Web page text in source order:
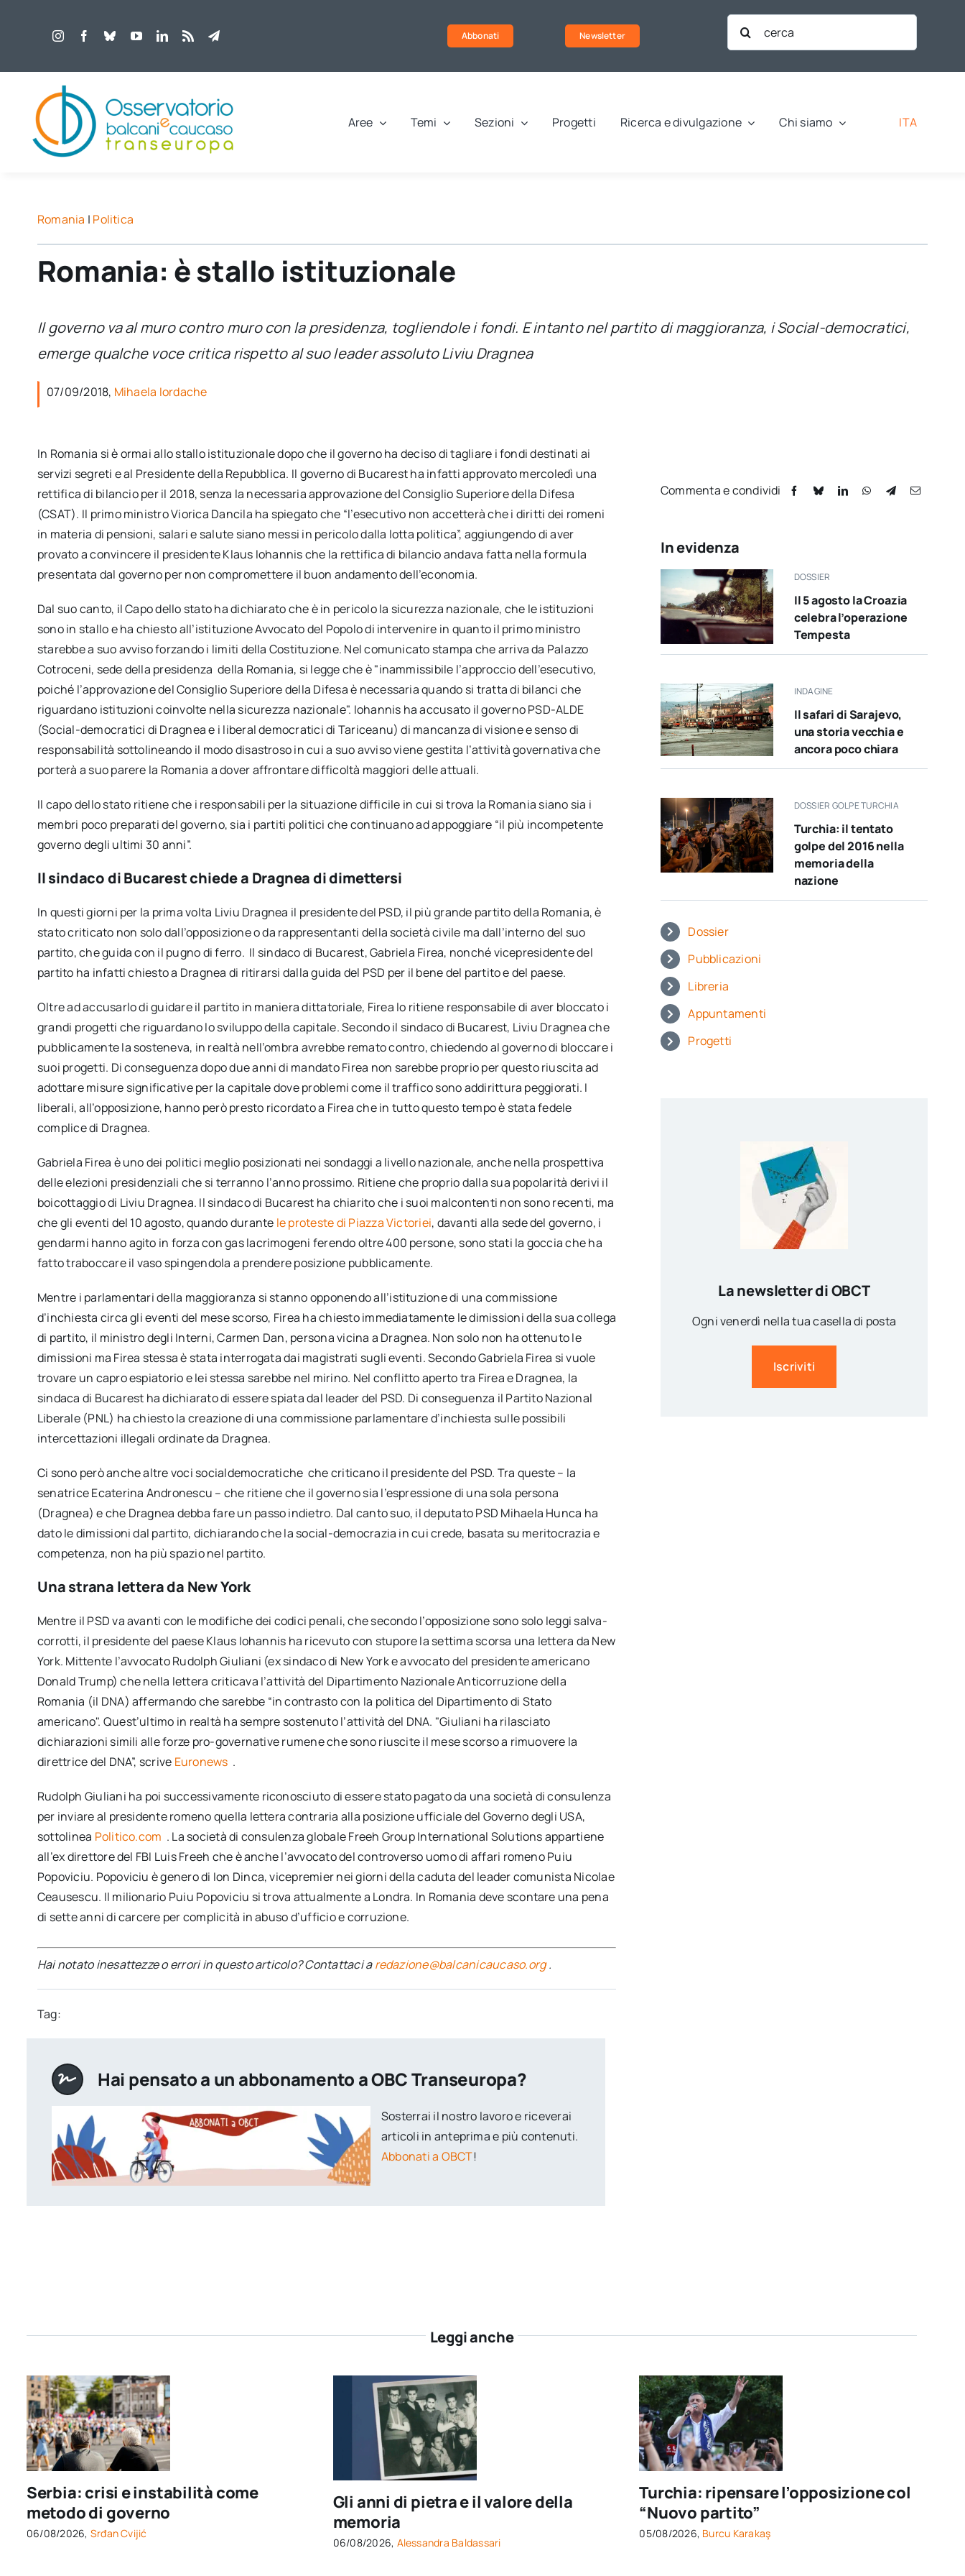
Abbonati Newsletter
Cerca
per:
Aree Temi Sezioni Progetti Ricerca e divulgazione Chi siamo ITA
Romania | Politica
Romania: è stallo istituzionale
Il governo va al muro contro muro con la presidenza, togliendole i fondi. E intanto nel partito di maggioranza, i Social-democratici,
emerge qualche voce critica rispetto al suo leader assoluto Liviu Dragnea
07/09/2018, Mihaela Iordache
In Romania si è ormai allo stallo istituzionale dopo che il governo ha deciso di tagliare i fondi destinati ai
servizi segreti e al Presidente della Repubblica. Il governo di Bucarest ha infatti approvato mercoledì una
rettifica di bilancio per il 2018, senza la necessaria approvazione del Consiglio Superiore della Difesa
(CSAT). Il primo ministro Viorica Dancila ha spiegato che “l’esecutivo non accetterà che i diritti dei romeni
in materia di pensioni, salari e salute siano messi in pericolo dalla lotta politica”, aggiungendo di aver
provato a convincere il presidente Klaus Iohannis che la rettifica di bilancio andava fatta nella formula
presentata dal governo per non compromettere il buon andamento dell’economia.
Dal suo canto, il Capo dello stato ha dichiarato che è in pericolo la sicurezza nazionale, che le istituzioni
sono in stallo e ha chiesto all’istituzione Avvocato del Popolo di intervenire in quanto il primo ministro
starebbe a suo avviso forzando i limiti della Costituzione. Nel comunicato stampa che arriva da Palazzo
Cotroceni, sede della presidenza della Romania, si legge che è "inammissibile l’approccio dell’esecutivo,
poiché l’approvazione del Consiglio Superiore della Difesa è necessaria quando si tratta di bilanci che
riguardano istituzioni coinvolte nella sicurezza nazionale". Iohannis ha accusato il governo PSD-ALDE
(Social-democratici di Dragnea e i liberal democratici di Tariceanu) di mancanza di visione e senso di
responsabilità sottolineando il modo disastroso in cui a suo avviso viene gestita l’attività governativa che
porterà a suo parere la Romania a dover affrontare difficoltà maggiori delle attuali.
Il capo dello stato ritiene che i responsabili per la situazione difficile in cui si trova la Romania siano sia i
membri poco preparati del governo, sia i partiti politici che continuano ad appoggiare “il più incompetente
governo degli ultimi 30 anni”.
Il sindaco di Bucarest chiede a Dragnea di dimettersi
In questi giorni per la prima volta Liviu Dragnea il presidente del PSD, il più grande partito della Romania, è
stato criticato non solo dall’opposizione o da rappresentanti della società civile ma dall’interno del suo
partito, che guida con il pugno di ferro. Il sindaco di Bucarest, Gabriela Firea, nonché vicepresidente del
partito ha infatti chiesto a Dragnea di ritirarsi dalla guida del PSD per il bene del partito e del paese.
Oltre ad accusarlo di guidare il partito in maniera dittatoriale, Firea lo ritiene responsabile di aver bloccato i
grandi progetti che riguardano lo sviluppo della capitale. Secondo il sindaco di Bucarest, Liviu Dragnea che
pubblicamente la sosteneva, in realtà nell’ombra avrebbe remato contro, chiedendo al governo di bloccare i
suoi progetti. Di conseguenza dopo due anni di mandato Firea non sarebbe proprio per questo riuscita ad
adottare misure significative per la capitale dove problemi come il traffico sono addirittura peggiorati. I
liberali, all’opposizione, hanno però presto ricordato a Firea che in tutto questo tempo è stata fedele
complice di Dragnea.
Gabriela Firea è uno dei politici meglio posizionati nei sondaggi a livello nazionale, anche nella prospettiva
delle elezioni presidenziali che si terranno l’anno prossimo. Ritiene che proprio dalla sua popolarità derivi il
boicottaggio di Liviu Dragnea. Il sindaco di Bucarest ha chiarito che i suoi malcontenti non sono recenti, ma
che gli eventi del 10 agosto, quando durante le proteste di Piazza Victoriei, davanti alla sede del governo, i
gendarmi hanno agito in forza con gas lacrimogeni ferendo oltre 400 persone, sono stati la goccia che ha
fatto traboccare il vaso spingendola a prendere posizione pubblicamente.
Mentre i parlamentari della maggioranza si stanno opponendo all’istituzione di una commissione
d’inchiesta circa gli eventi del mese scorso, Firea ha chiesto immediatamente le dimissioni della sua collega
di partito, il ministro degli Interni, Carmen Dan, persona vicina a Dragnea. Non solo non ha ottenuto le
dimissioni ma Firea stessa è stata interrogata dai magistrati sugli eventi. Secondo Gabriela Firea si vuole
trovare un capro espiatorio e lei stessa sarebbe nel mirino. Nel conflitto aperto tra Firea e Dragnea, la
sindaca di Bucarest ha dichiarato di essere spiata dal leader del PSD. Di conseguenza il Partito Nazional
Liberale (PNL) ha chiesto la creazione di una commissione parlamentare d’inchiesta sulle possibili
intercettazioni illegali ordinate da Dragnea.
Ci sono però anche altre voci socialdemocratiche che criticano il presidente del PSD. Tra queste – la
senatrice Ecaterina Andronescu – che ritiene che il governo sia l’espressione di una sola persona
(Dragnea) e che Dragnea debba fare un passo indietro. Dal canto suo, il deputato PSD Mihaela Hunca ha
dato le dimissioni dal partito, dichiarando che la social-democrazia in cui crede, basata su meritocrazia e
competenza, non ha più spazio nel partito.
Una strana lettera da New York
Mentre il PSD va avanti con le modifiche dei codici penali, che secondo l’opposizione sono solo leggi salva-
corrotti, il presidente del paese Klaus Iohannis ha ricevuto con stupore la settima scorsa una lettera da New
York. Mittente l’avvocato Rudolph Giuliani (ex sindaco di New York e avvocato del presidente americano
Donald Trump) che nella lettera criticava l’attività del Dipartimento Nazionale Anticorruzione della
Romania (il DNA) affermando che sarebbe “in contrasto con la politica del Dipartimento di Stato
americano". Quest’ultimo in realtà ha sempre sostenuto l’attività del DNA. "Giuliani ha rilasciato
dichiarazioni simili alle forze pro-governative rumene che sono riuscite il mese scorso a rimuovere la
direttrice del DNA”, scrive Euronews .
Rudolph Giuliani ha poi successivamente riconosciuto di essere stato pagato da una società di consulenza
per inviare al presidente romeno quella lettera contraria alla posizione ufficiale del Governo degli USA,
sottolinea Politico.com . La società di consulenza globale Freeh Group International Solutions appartiene
all’ex direttore del FBI Luis Freeh che è anche l’avvocato del controverso uomo di affari romeno Puiu
Popoviciu. Popoviciu è genero di Ion Dinca, vicepremier nei giorni della caduta del leader comunista Nicolae
Ceausescu. Il milionario Puiu Popoviciu si trova attualmente a Londra. In Romania deve scontare una pena
di sette anni di carcere per complicità in abuso d’ufficio e corruzione.
Hai notato inesattezze o errori in questo articolo? Contattaci aredazione@balcanicaucaso.org.
Tag:
Commenta e condividi
In evidenza
DOSSIER
Il 5 agosto la Croazia
celebra l’operazione
Tempesta
INDAGINE
Il safari di Sarajevo,
una storia vecchia e
ancora poco chiara
DOSSIER GOLPE TURCHIA
Turchia: il tentato
golpe del 2016 nella
memoria della
nazione
Dossier
Pubblicazioni
Libreria
Appuntamenti
Progetti
La newsletter di OBCT
Ogni venerdì nella tua casella di posta
Iscriviti
Hai pensato a un abbonamento a OBC Transeuropa?
Sosterrai il nostro lavoro e riceverai
articoli in anteprima e più contenuti.
Abbonati a OBCT!
Leggi anche
Serbia: crisi e instabilità come
metodo di governo
06/08/2026, Srđan Cvijić
Gli anni di pietra e il valore della
memoria
06/08/2026, Alessandra Baldassari
Turchia: ripensare l’opposizione col
“Nuovo partito”
05/08/2026, Burcu Karakaş